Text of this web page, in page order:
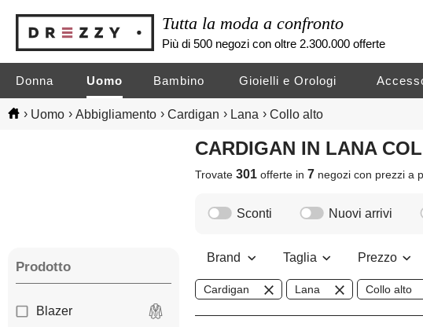
Tutta la moda a confronto
Più di 500 negozi con oltre 2.300.000 offerte
Donna Uomo Bambino Gioielli e Orologi
› Uomo › Abbigliamento › Cardigan › Lana › Collo alto
CARDIGAN IN LANA
Trovate301 offerte in7 negozicon prezzi a
Prodotto
Blazer
Sconti Nuovi arrivi
Brand Taglia Prezzo
Cardigan Lana Collo alto